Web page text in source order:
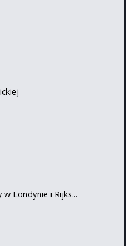
Londynie i Rijks...